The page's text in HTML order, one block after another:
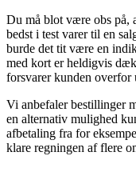
Du må blot være obs på,
bedst i test varer til en
burde det tit være en
med kort er heldigvis
forsvarer kunden overfor
Vi anbefaler bestillinger
en alternativ mulighed
afbetaling fra for
klare regningen af flere